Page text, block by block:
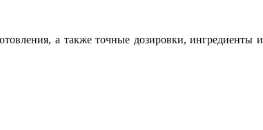
а также точные дозировки, ингредиенты и